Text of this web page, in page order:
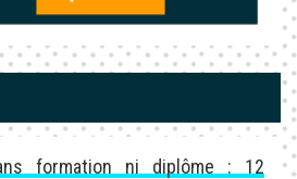
formation ni diplôme : 12